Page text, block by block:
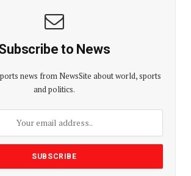
to News
news from NewsSite about world, sports
and politics.